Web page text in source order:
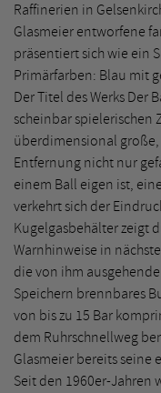
Raffinerien in
Glasmeier entworfene
präsentiert sich wie ein
Primärfarben: Blau mit
Der Titel des Werks Der
scheinbar spielerischen
überdimensional
Entfernung nicht nur
einem Ball eigen ist,
verkehrt sich der
Kugelgasbehälter zeigt
Warnhinweise in
die von ihm
Speichern brennbares
von bis zu 15 Bar
dem Ruhrschnellweg
Glasmeier bereits seine
Seit den 1960er-Jahren